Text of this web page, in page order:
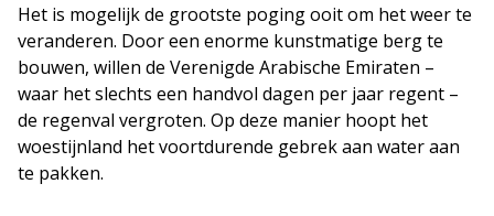
Het is mogelijk de grootste poging ooit om het weer te
veranderen. Door een enorme kunstmatige berg te
bouwen, willen de Verenigde Arabische Emiraten –
waar het slechts een handvol dagen per jaar regent –
de regenval vergroten. Op deze manier hoopt het
woestijnland het voortdurende gebrek aan water aan
te pakken.